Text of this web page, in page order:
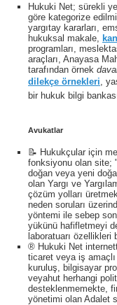
Hukuki Net; sürekli
göre kategorize
yargıtay kararları,
hukuksal makale,
programları,
araçları, Anayasa
tarafından örnek
dilekçe örnekleri ,
bir hukuk bilgi
Avukatlar
📝 Hukukçular için
fonksiyonu olan site;
doğan veya yeni
olan Yargı ve
çözüm yolları
neden soruları
yöntemi ile sebep
yükünü hafifletmeyi
laboratuarı özellikleri
® Hukuki Net
ticaret veya iş
kuruluş, bilgisayar
veyahut herhangi
desteklenmemekte,
yönetimi olan Adalet